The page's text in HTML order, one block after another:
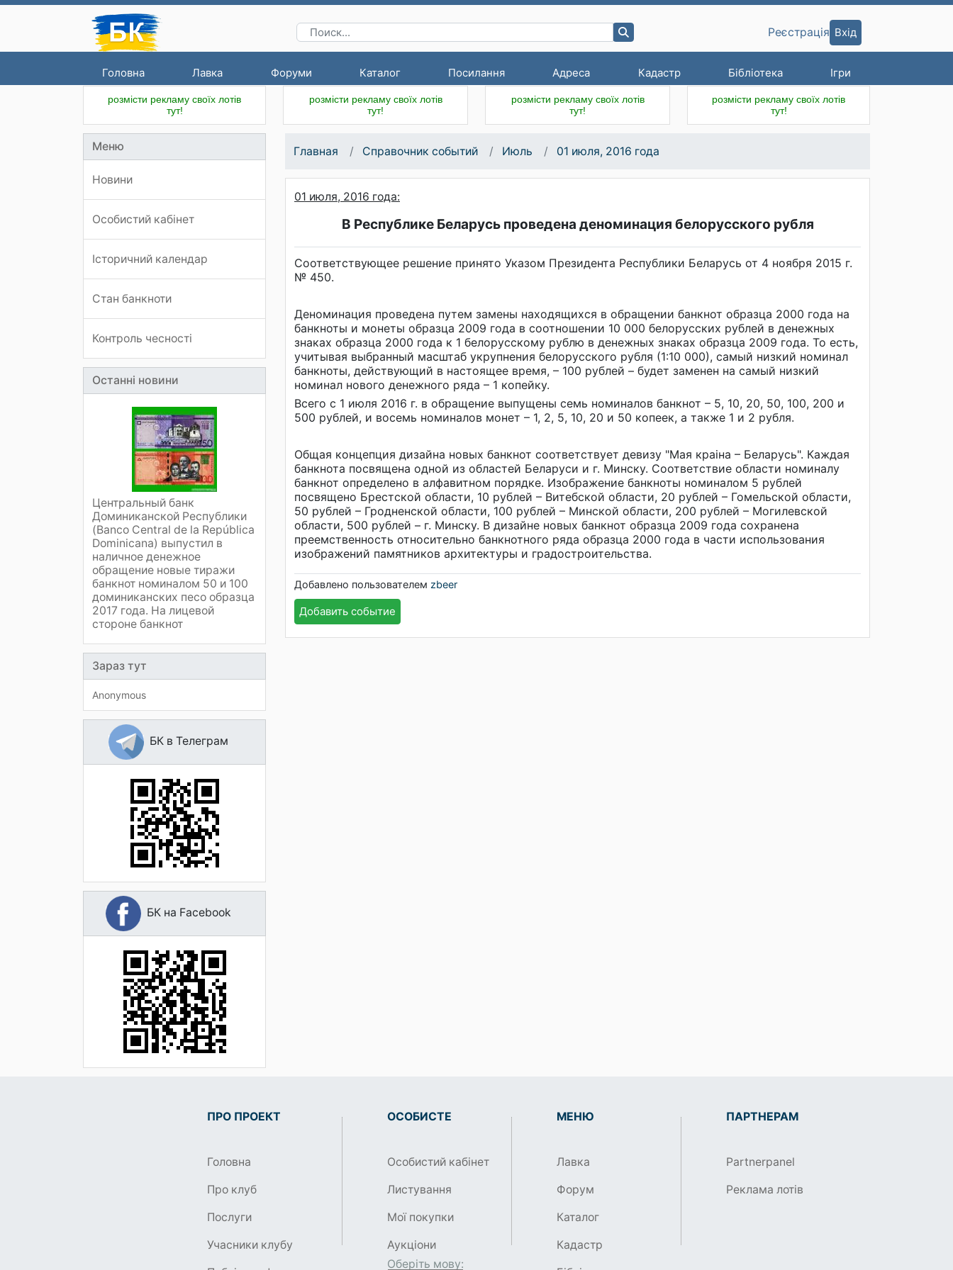
Головна Лавка Форуми Каталог Посилання Адреса Кадастр Бібліотека Ігри
Реєстрація Вхід
розмісти рекламу своїх лотів
тут!
розмісти рекламу своїх лотів
тут!
розмісти рекламу своїх лотів
тут!
розмісти рекламу своїх лотів
тут!
Меню
Новини
Особистий кабінет
Історичний календар
Стан банкноти
Контроль чесності
Останні новини
Центральный банк
Доминиканской Республики
(Banco Central de la República
Dominicana) выпустил в
наличное денежное
обращение новые тиражи
банкнот номиналом 50 и 100
доминиканских песо образца
2017 года. На лицевой
стороне банкнот
Зараз тут
Anonymous
БК в Телеграм
БК на Facebook
Главная Справочник событий Июль 01 июля, 2016 года
01 июля, 2016 года:
В Республике Беларусь проведена деноминация белорусского рубля
Соответствующее решение принято Указом Президента Республики Беларусь от 4 ноября 2015 г.
№ 450.
Деноминация проведена путем замены находящихся в обращении банкнот образца 2000 года на
банкноты и монеты образца 2009 года в соотношении 10 000 белорусских рублей в денежных
знаках образца 2000 года к 1 белорусскому рублю в денежных знаках образца 2009 года. То есть,
учитывая выбранный масштаб укрупнения белорусского рубля (1:10 000), самый низкий номинал
банкноты, действующий в настоящее время, – 100 рублей – будет заменен на самый низкий
номинал нового денежного ряда – 1 копейку.
Всего с 1 июля 2016 г. в обращение выпущены семь номиналов банкнот – 5, 10, 20, 50, 100, 200 и
500 рублей, и восемь номиналов монет – 1, 2, 5, 10, 20 и 50 копеек, а также 1 и 2 рубля.
Общая концепция дизайна новых банкнот соответствует девизу "Мая краіна – Беларусь". Каждая
банкнота посвящена одной из областей Беларуси и г. Минску. Соответствие области номиналу
банкнот определено в алфавитном порядке. Изображение банкноты номиналом 5 рублей
посвящено Брестской области, 10 рублей – Витебской области, 20 рублей – Гомельской области,
50 рублей – Гродненской области, 100 рублей – Минской области, 200 рублей – Могилевской
области, 500 рублей – г. Минску. В дизайне новых банкнот образца 2009 года сохранена
преемственность относительно банкнотного ряда образца 2000 года в части использования
изображений памятников архитектуры и градостроительства.
Добавлено пользователем zbeer
Добавить событие
ПРО ПРОЕКТ
Головна
Про клуб
Послуги
Учасники клубу
ОСОБИСТЕ
Особистий кабінет
Листування
Мої покупки
Аукціони
Оберіть мову:
МЕНЮ
Лавка
Форум
Каталог
Кадастр
ПАРТНЕРАМ
Partnerpanel
Реклама лотів